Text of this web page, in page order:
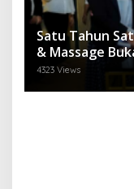
Satu Tahun
& Massage
4323 Views